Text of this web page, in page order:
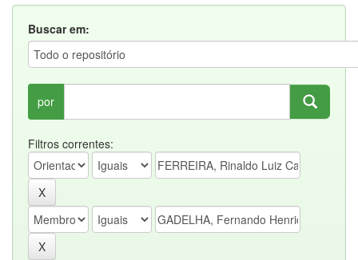
Buscar em:
por
Filtros correntes: